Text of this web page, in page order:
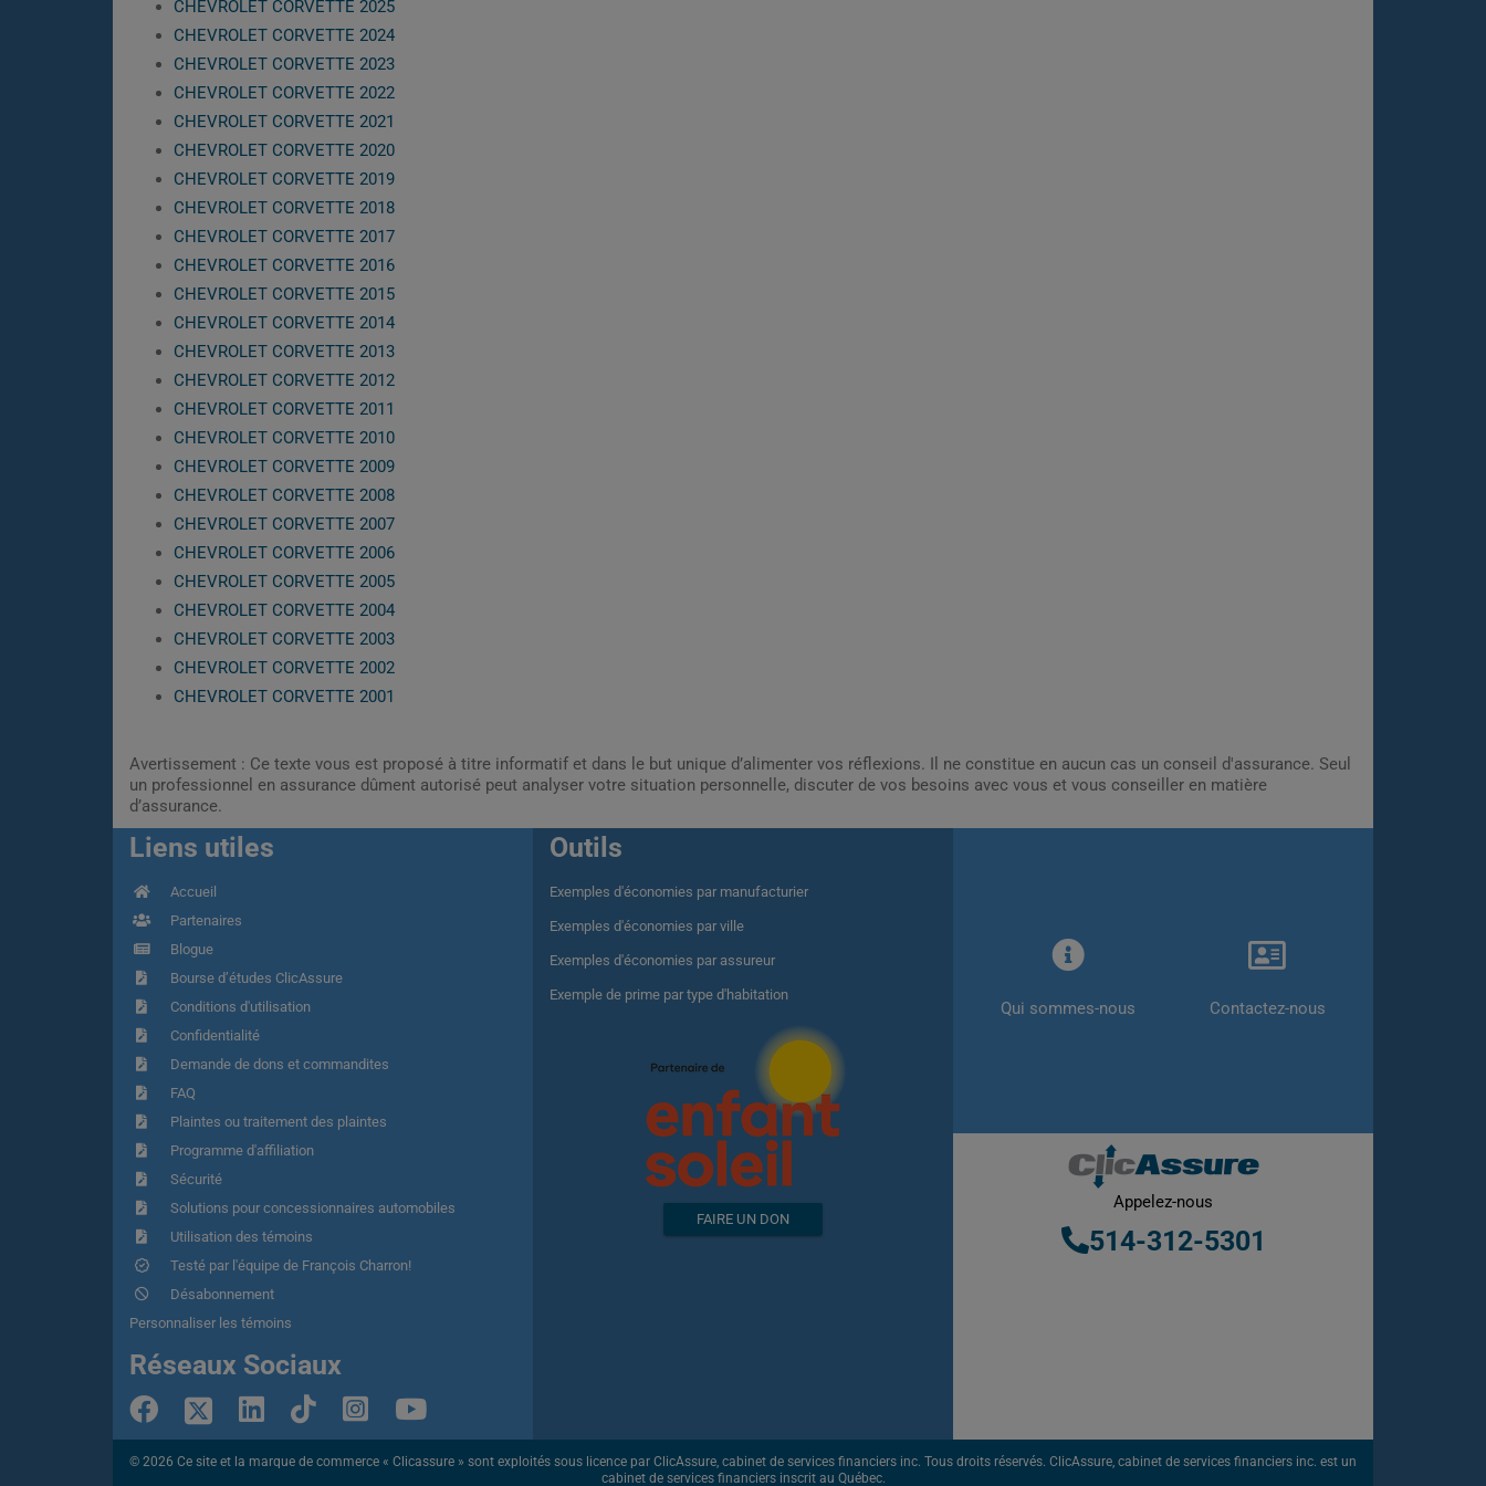
CHEVROLET CORVETTE 2025
CHEVROLET CORVETTE 2024
CHEVROLET CORVETTE 2023
CHEVROLET CORVETTE 2022
CHEVROLET CORVETTE 2021
CHEVROLET CORVETTE 2020
CHEVROLET CORVETTE 2019
CHEVROLET CORVETTE 2018
CHEVROLET CORVETTE 2017
CHEVROLET CORVETTE 2016
CHEVROLET CORVETTE 2015
CHEVROLET CORVETTE 2014
CHEVROLET CORVETTE 2013
CHEVROLET CORVETTE 2012
CHEVROLET CORVETTE 2011
CHEVROLET CORVETTE 2010
CHEVROLET CORVETTE 2009
CHEVROLET CORVETTE 2008
CHEVROLET CORVETTE 2007
CHEVROLET CORVETTE 2006
CHEVROLET CORVETTE 2005
CHEVROLET CORVETTE 2004
CHEVROLET CORVETTE 2003
CHEVROLET CORVETTE 2002
CHEVROLET CORVETTE 2001
Avertissement : Ce texte vous est proposé à titre informatif et dans le but unique d’alimenter vos réflexions. Il ne constitue en aucun cas un conseil d'assurance. Seul
un professionnel en assurance dûment autorisé peut analyser votre situation personnelle, discuter de vos besoins avec vous et vous conseiller en matière
d’assurance.
Liens utiles
Accueil
Partenaires
Blogue
Bourse d’études ClicAssure
Conditions d'utilisation
Confidentialité
Demande de dons et commandites
FAQ
Plaintes ou traitement des plaintes
Programme d'affiliation
Sécurité
Solutions pour concessionnaires automobiles
Utilisation des témoins
Testé par l'équipe de François Charron!
Désabonnement
Personnaliser les témoins
Réseaux Sociaux
Outils
Exemples d'économies par manufacturier
Exemples d'économies par ville
Exemples d'économies par assureur
Exemple de prime par type d'habitation
FAIRE UN DON
Qui sommes-nous Contactez-nous
Appelez-nous
514-312-5301
© 2026 Ce site et la marque de commerce « Clicassure » sont exploités sous licence par ClicAssure, cabinet de services financiers inc. Tous droits réservés. ClicAssure, cabinet de services financiers inc. est un
cabinet de services financiers inscrit au Québec.